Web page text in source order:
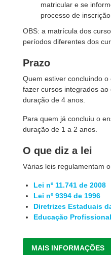
matricular e se
processo de inscrição
OBS: a matrícula dos
períodos diferentes dos
Prazo
Quem estiver concluindo
fazer cursos integrados
duração de 4 anos.
Para quem já concluiu o
duração de 1 a 2 anos.
O que diz a lei
Várias leis regulamentam
Lei nº 11.741 de 2008
Lei nº 9394 de 1996
Diretrizes Estaduais
Educação
MAIS INFORMAÇÕES